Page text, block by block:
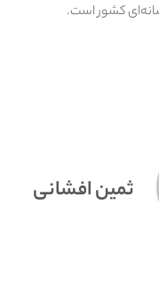
کشور است.
ثمین افشانی